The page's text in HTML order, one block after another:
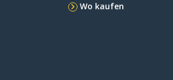
Wo kaufen